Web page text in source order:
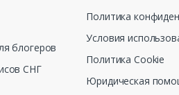
блогеров
СНГ
Политика
Условия
Политика Cookie
Юридическая